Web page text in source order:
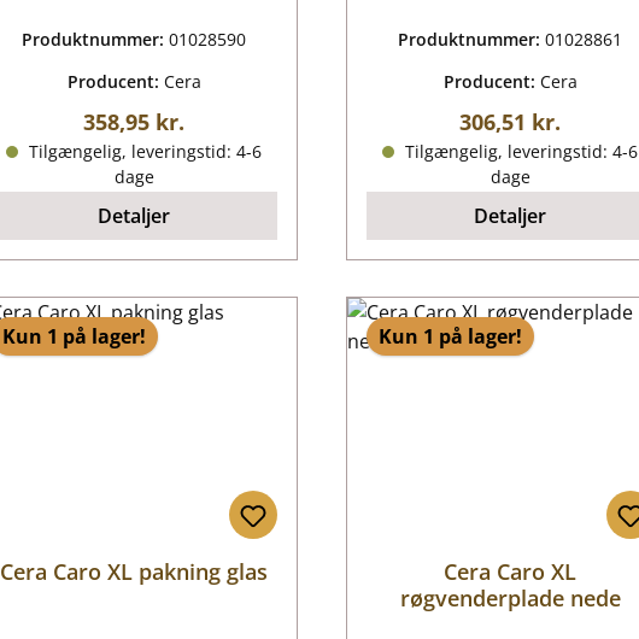
Produktnummer:01028590
Producent: Cera
Almindelig pris:
358,95 kr.
Tilgængelig, leveringstid: 4-6
dage
Detaljer
Produktnummer:01028861
Producent: Cera
Almindelig pris:
306,51 kr.
Tilgængelig, leveringstid: 4-6
dage
Detaljer
Kun 1 på lager!
Cera Caro XL pakning glas
Kun 1 på lager!
Cera Caro XL
røgvenderplade nede